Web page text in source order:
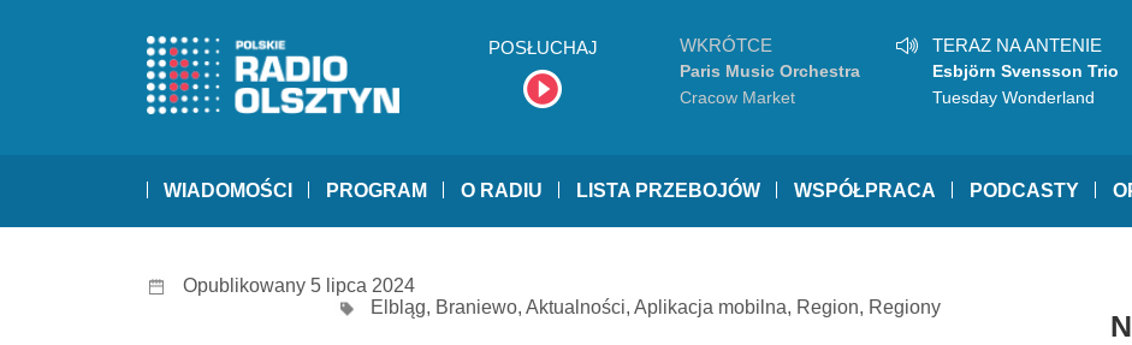
POSŁUCHAJ WKRÓTCE
Paris Music Orchestra
Cracow Market
TERAZ NA ANTENIE
Esbjörn Svensson Trio
Tuesday Wonderland
WIADOMOŚCI PROGRAM O RADIU LISTA PRZEBOJÓW WSPÓŁPRACA PODCASTY
Opublikowany 5 lipca 2024
Elbląg, Braniewo, Aktualności, Aplikacja mobilna, Region, Regiony